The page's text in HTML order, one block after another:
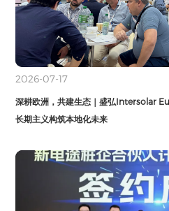
2026-07-17
深耕欧洲，共建生态｜盛弘Intersolar
长期主义构筑本地化未来